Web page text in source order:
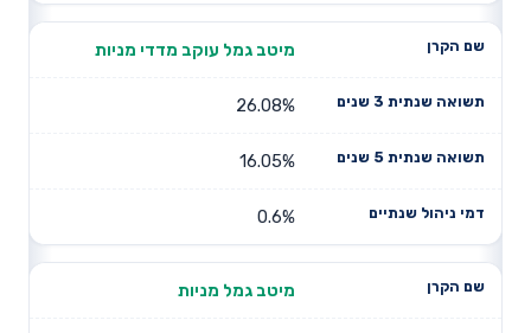
מיטב גמל עוקב מדדי מניות
26.08%
16.05%
0.6%
מיטב גמל מניות